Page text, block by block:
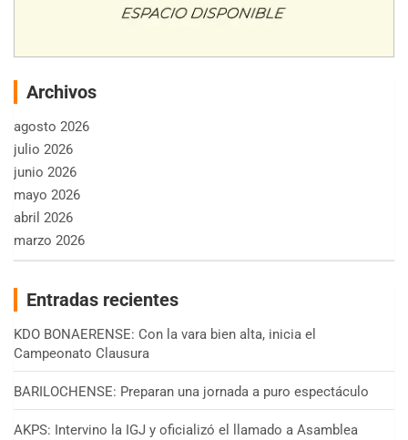
Archivos
agosto 2026
julio 2026
junio 2026
mayo 2026
abril 2026
marzo 2026
Entradas recientes
KDO BONAERENSE: Con la vara bien alta, inicia el
Campeonato Clausura
BARILOCHENSE: Preparan una jornada a puro espectáculo
AKPS: Intervino la IGJ y oficializó el llamado a Asamblea